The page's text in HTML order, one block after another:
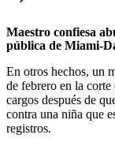
Maestro confiesa
pública de Miami-
En otros hechos, un
de febrero en la
cargos después de
contra una niña que
registros.